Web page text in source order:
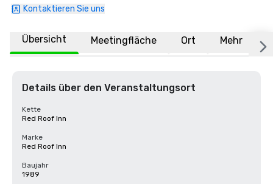
Kontaktieren Sie uns
Übersicht Meetingfläche Ort Mehr
Details über den Veranstaltungsort
Kette
Red Roof Inn
Marke
Red Roof Inn
Baujahr
1989